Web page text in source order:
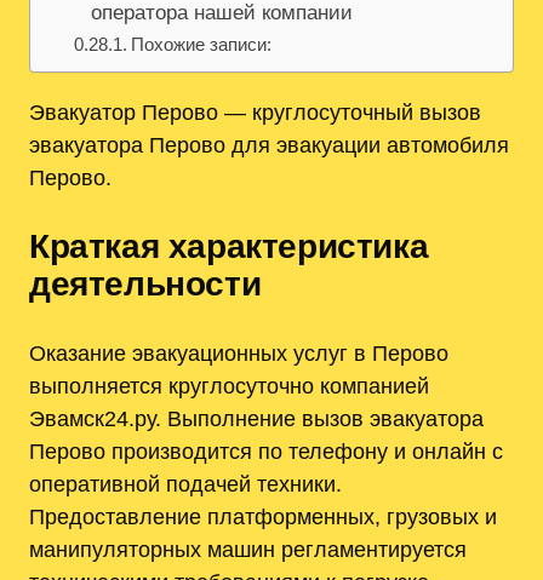
оператора нашей компании
Похожие записи:
Эвакуатор Перово — круглосуточный вызов
эвакуатора Перово для эвакуации автомобиля
Перово.
Краткая характеристика
деятельности
Оказание эвакуационных услуг в Перово
выполняется круглосуточно компанией
Эвамск24.ру. Выполнение вызов эвакуатора
Перово производится по телефону и онлайн с
оперативной подачей техники.
Предоставление платформенных, грузовых и
манипуляторных машин регламентируется